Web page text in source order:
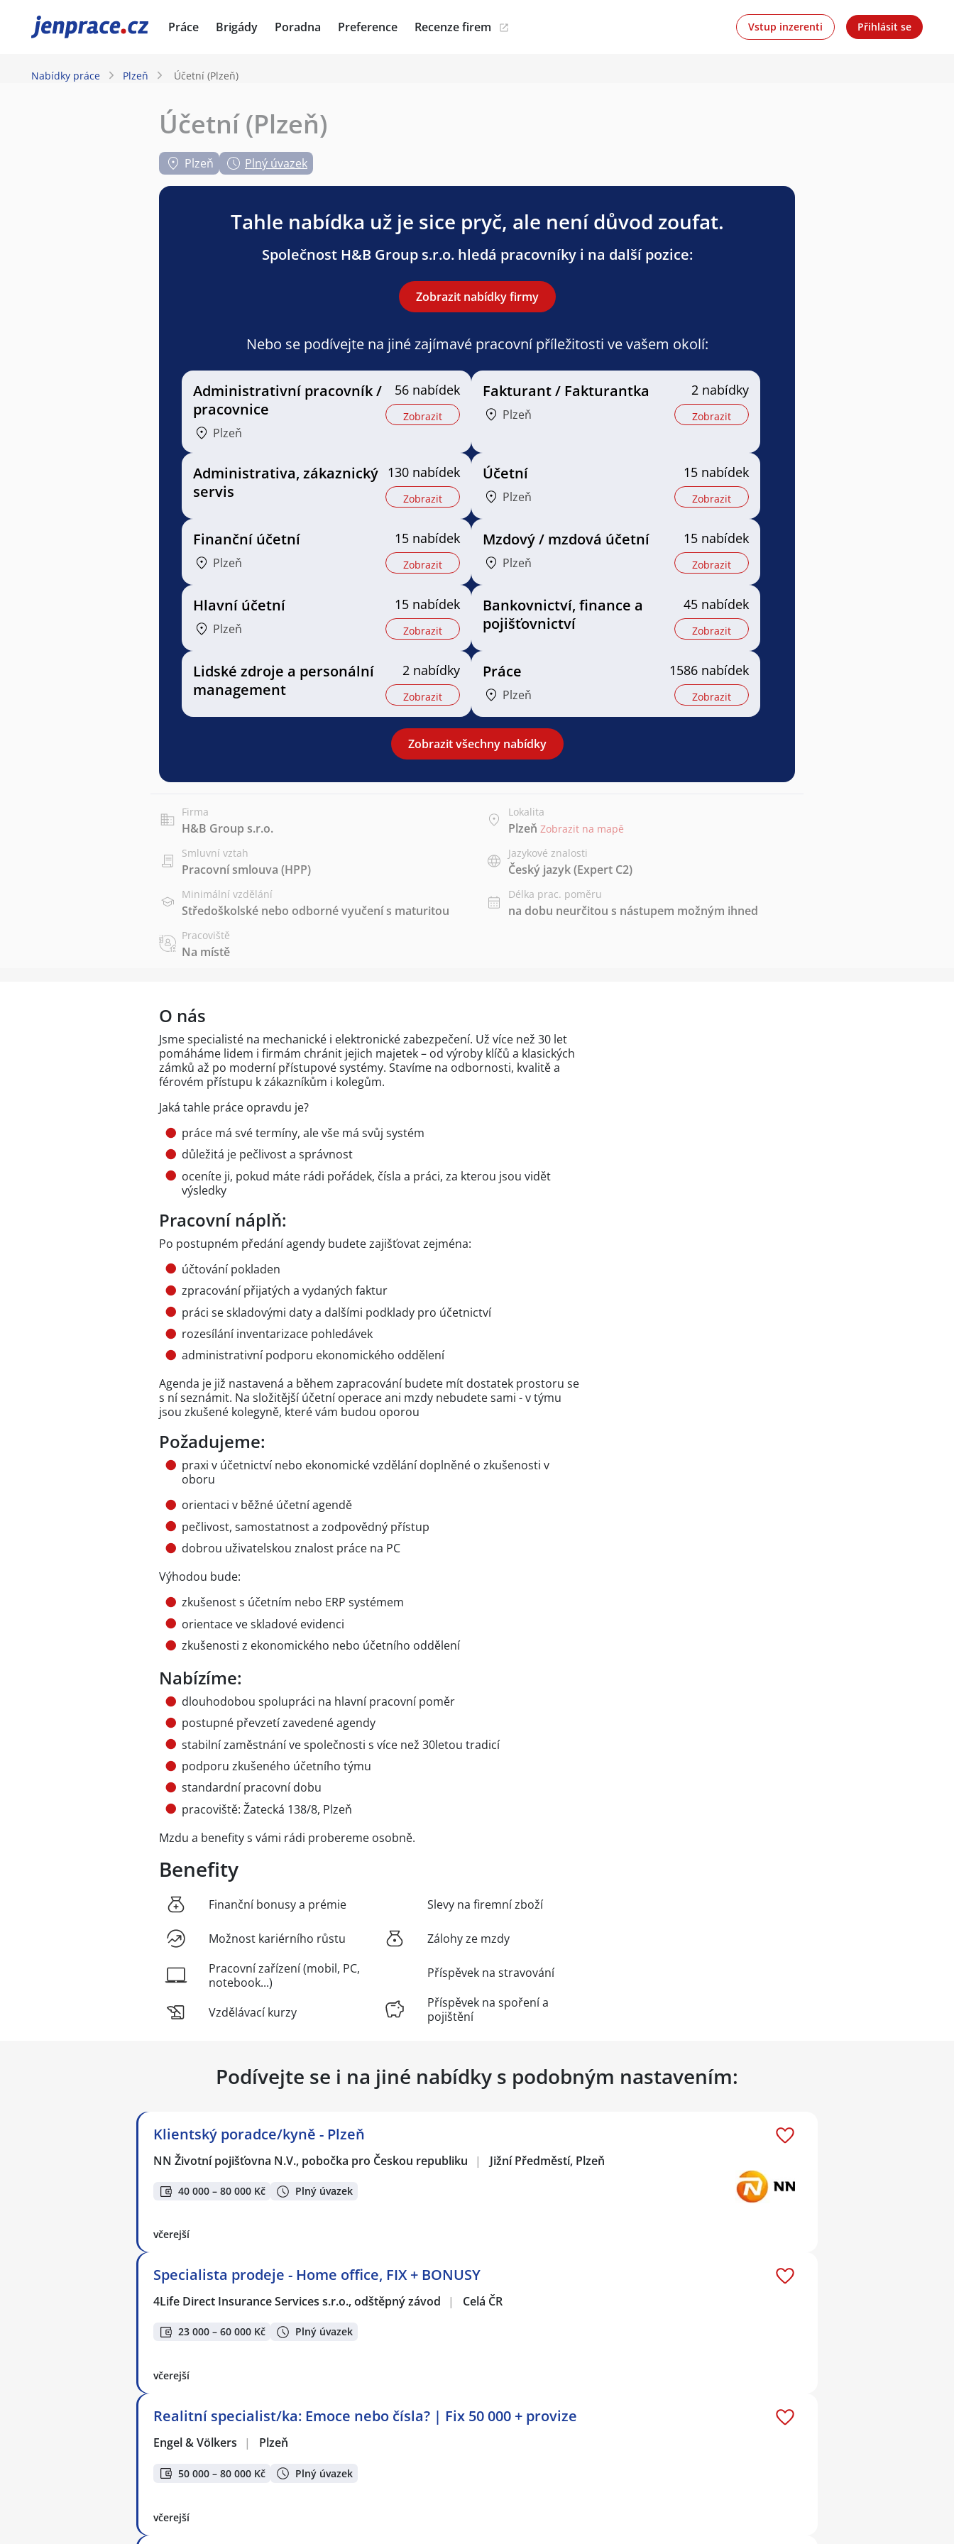
JenPráce.cz Práce Brigády Poradna Preference Recenze firem Vstup inzerenti Přihlásit se
Nabídky práce Plzeň Účetní (Plzeň)
Účetní (Plzeň)
Plzeň Plný úvazek
Tahle nabídka už je sice pryč, ale není důvod zoufat.
Společnost H&B Group s.r.o. hledá pracovníky i na další pozice:
Zobrazit nabídky firmy
Nebo se podívejte na jiné zajímavé pracovní příležitosti ve vašem okolí:
Administrativní pracovník /
pracovnice
Plzeň
56 nabídek
Zobrazit
Fakturant / Fakturantka
Plzeň
2 nabídky
Zobrazit
Administrativa, zákaznický
servis
130 nabídek
Zobrazit
Účetní
Plzeň
15 nabídek
Zobrazit
Finanční účetní
Plzeň
15 nabídek
Zobrazit
Mzdový / mzdová účetní
Plzeň
15 nabídek
Zobrazit
Hlavní účetní
Plzeň
15 nabídek
Zobrazit
Bankovnictví, finance a
pojišťovnictví
45 nabídek
Zobrazit
Lidské zdroje a personální
management
2 nabídky
Zobrazit
Práce
Plzeň
1586 nabídek
Zobrazit
Zobrazit všechny nabídky
Firma
H&B Group s.r.o.
Lokalita
Plzeň Zobrazit na mapě
Smluvní vztah
Pracovní smlouva (HPP)
Jazykové znalosti
Český jazyk(Expert C2)
Minimální vzdělání
Středoškolské nebo odborné vyučení s maturitou
Délka prac. poměru
na dobu neurčitou s nástupem možným ihned
Pracoviště
Na místě
O nás
Jsme specialisté na mechanické i elektronické zabezpečení. Už více než 30 let
pomáháme lidem i firmám chránit jejich majetek – od výroby klíčů a klasických
zámků až po moderní přístupové systémy. Stavíme na odbornosti, kvalitě a
férovém přístupu k zákazníkům i kolegům.
Jaká tahle práce opravdu je?
práce má své termíny, ale vše má svůj systém
důležitá je pečlivost a správnost
oceníte ji, pokud máte rádi pořádek, čísla a práci, za kterou jsou vidět
výsledky
Pracovní náplň:
Po postupném předání agendy budete zajišťovat zejména:
účtování pokladen
zpracování přijatých a vydaných faktur
práci se skladovými daty a dalšími podklady pro účetnictví
rozesílání inventarizace pohledávek
administrativní podporu ekonomického oddělení
Agenda je již nastavená a během zapracování budete mít dostatek prostoru se
s ní seznámit. Na složitější účetní operace ani mzdy nebudete sami - v týmu
jsou zkušené kolegyně, které vám budou oporou
Požadujeme:
praxi v účetnictví nebo ekonomické vzdělání doplněné o zkušenosti v
oboru
orientaci v běžné účetní agendě
pečlivost, samostatnost a zodpovědný přístup
dobrou uživatelskou znalost práce na PC
Výhodou bude:
zkušenost s účetním nebo ERP systémem
orientace ve skladové evidenci
zkušenosti z ekonomického nebo účetního oddělení
Nabízíme:
dlouhodobou spolupráci na hlavní pracovní poměr
postupné převzetí zavedené agendy
stabilní zaměstnání ve společnosti s více než 30letou tradicí
podporu zkušeného účetního týmu
standardní pracovní dobu
pracoviště: Žatecká 138/8, Plzeň
Mzdu a benefity s vámi rádi probereme osobně.
Benefity
Finanční bonusy a prémie
Možnost kariérního růstu
Pracovní zařízení (mobil, PC,
notebook...)
Vzdělávací kurzy
Slevy na firemní zboží
Zálohy ze mzdy
Příspěvek na stravování
Příspěvek na spoření a
pojištění
Podívejte se i na jiné nabídky s podobným nastavením:
Klientský poradce/kyně - Plzeň
NN Životní pojišťovna N.V., pobočka pro Českou republiku | Jižní Předměstí, Plzeň
40 000 – 80 000 Kč Plný úvazek
včerejší
Specialista prodeje - Home office, FIX + BONUSY
4Life Direct Insurance Services s.r.o., odštěpný závod | Celá ČR
23 000 – 60 000 Kč Plný úvazek
včerejší
Realitní specialist/ka: Emoce nebo čísla? | Fix 50 000 + provize
Engel & Völkers | Plzeň
50 000 – 80 000 Kč Plný úvazek
včerejší